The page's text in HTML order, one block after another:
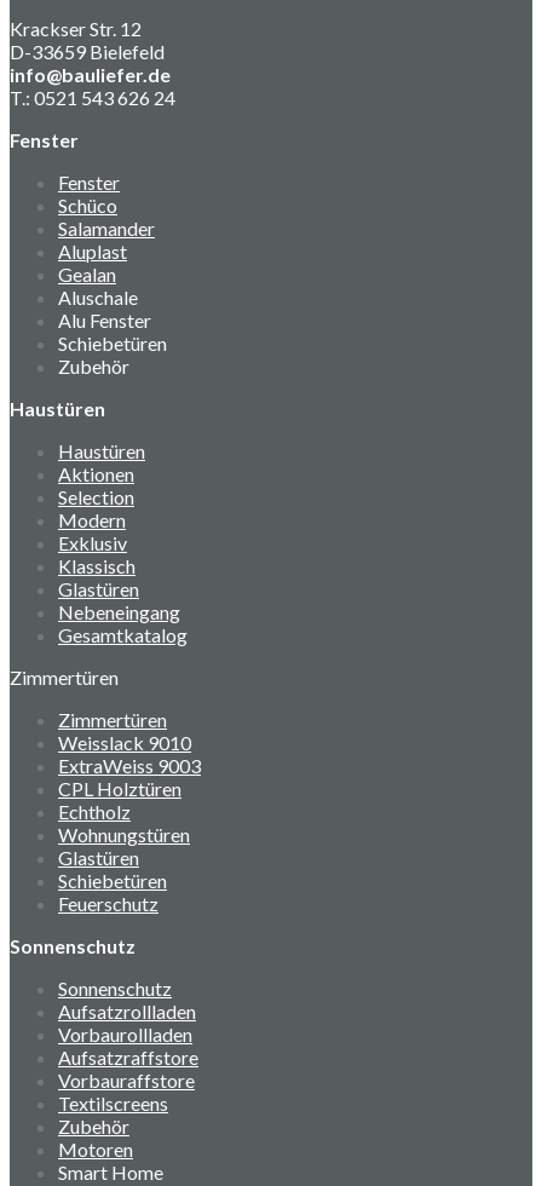
Krackser Str. 12
D-33659 Bielefeld
info@bauliefer.de
T.: 0521 543 626 24
Fenster
Fenster
Schüco
Salamander
Aluplast
Gealan
Aluschale
Alu Fenster
Schiebetüren
Zubehör
Haustüren
Haustüren
Aktionen
Selection
Modern
Exklusiv
Klassisch
Glastüren
Nebeneingang
Gesamtkatalog
Zimmertüren
Zimmertüren
Weisslack 9010
ExtraWeiss 9003
CPL Holztüren
Echtholz
Wohnungstüren
Glastüren
Schiebetüren
Feuerschutz
Sonnenschutz
Sonnenschutz
Aufsatzrollladen
Vorbaurollladen
Aufsatzraffstore
Vorbauraffstore
Textilscreens
Zubehör
Motoren
Smart Home